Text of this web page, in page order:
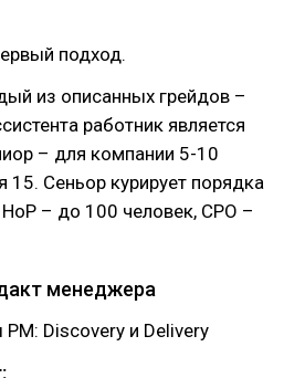
подход.
из описанных грейдов –
работник является
– для компании 5-10
15. Сеньор курирует порядка
– до 100 человек, CPO –
менеджера
Discovery и Delivery